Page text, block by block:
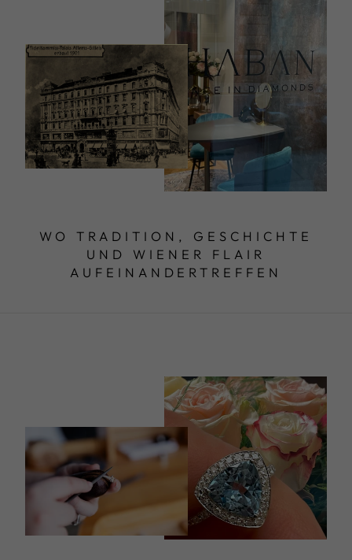
WO TRADITION, GESCHICHTE
UND WIENER FLAIR
AUFEINANDERTREFFEN